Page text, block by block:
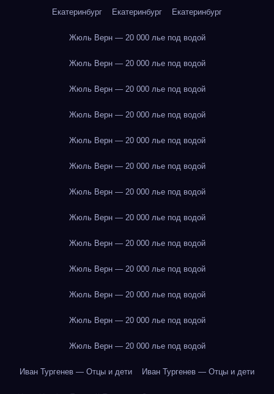
Екатеринбург Екатеринбург Екатеринбург
Жюль Верн — 20 000 лье под водой
Жюль Верн — 20 000 лье под водой
Жюль Верн — 20 000 лье под водой
Жюль Верн — 20 000 лье под водой
Жюль Верн — 20 000 лье под водой
Жюль Верн — 20 000 лье под водой
Жюль Верн — 20 000 лье под водой
Жюль Верн — 20 000 лье под водой
Жюль Верн — 20 000 лье под водой
Жюль Верн — 20 000 лье под водой
Жюль Верн — 20 000 лье под водой
Жюль Верн — 20 000 лье под водой
Жюль Верн — 20 000 лье под водой
Иван Тургенев — Отцы и дети Иван Тургенев — Отцы и дети